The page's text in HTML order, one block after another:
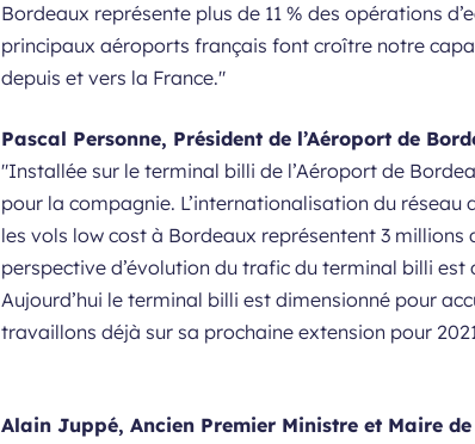
Bordeaux représente plus de 11 % des opérations
principaux aéroports français font croître notre
depuis et vers la France."
Pascal Personne, Président de l’Aéroport de
"Installée sur le terminal billi de l’Aéroport de
pour la compagnie. L’internationalisation du
les vols low cost à Bordeaux représentent 3
perspective d’évolution du trafic du terminal billi est
Aujourd’hui le terminal billi est dimensionné pour
travaillons déjà sur sa prochaine extension pour
Alain Juppé, Ancien Premier Ministre et Maire